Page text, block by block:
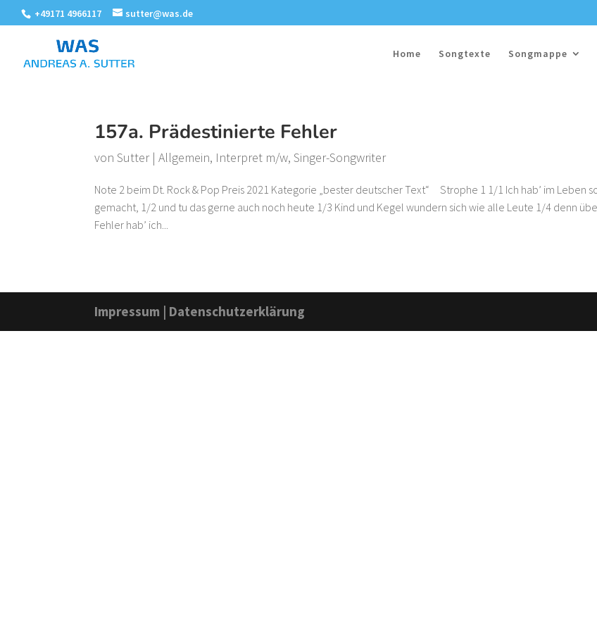
+49171 4966117 sutter@was.de
Home Songtexte Songmappe
157a. Prädestinierte Fehler
vonSutter|Allgemein, Interpret m/w,Singer-Songwriter
Note 2 beim Dt. Rock & Pop Preis 2021 Kategorie „bester deutscher Text“ Strophe 1 1/1 Ich hab’ im Leben
gemacht, 1/2 und tu das gerne auch noch heute 1/3 Kind und Kegel wundern sich wie alle Leute 1/4 denn
Fehler hab’ ich...
Impressum | Datenschutzerklärung